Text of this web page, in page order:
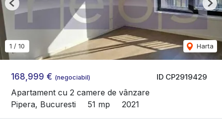
ID CP2919429
168,999 € (negociabil)
Apartament cu 2 camere de vânzare
Pipera, Bucuresti
51 mp 2021
1 / 10 Harta
Previous